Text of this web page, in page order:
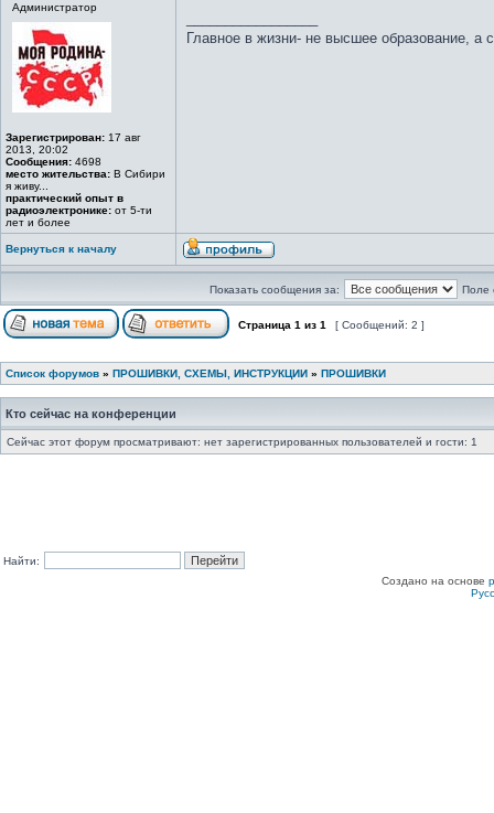
Администратор
Зарегистрирован: 17 авг
2013, 20:02
Сообщения: 4698
место жительства: В Сибири
я живу...
практический опыт в
радиоэлектронике: от 5-ти
лет и более
Главное в жизни- не высшее образование, а
Вернуться к началу
Показать сообщения за: Поле
Страница 1 из 1 [ Сообщений: 2 ]
Список форумов » ПРОШИВКИ, СХЕМЫ, ИНСТРУКЦИИ » ПРОШИВКИ
Кто сейчас на конференции
Сейчас этот форум просматривают: нет зарегистрированных пользователей и гости: 1
Найти:
Создано на основе